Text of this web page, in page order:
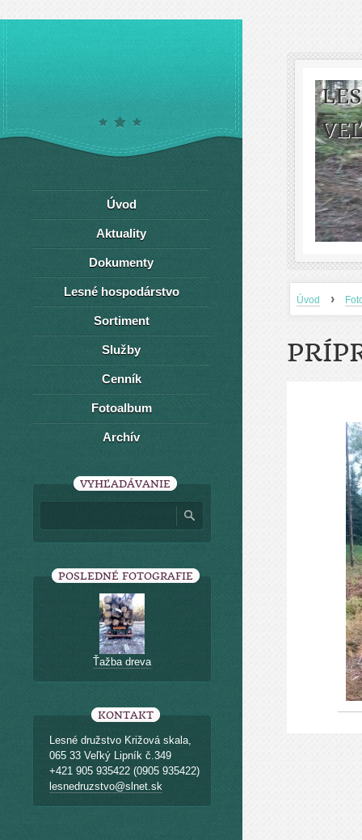
Úvod ›
Úvod
Aktuality
Dokumenty
Lesné hospodárstvo
Sortiment
Služby
Cenník
Fotoalbum
Archív
VYHĽADÁVANIE
POSLEDNÉ FOTOGRAFIE
Ťažba dreva
KONTAKT
Lesné družstvo Križová skala,
065 33 Veľký Lipník č.349
+421 905 935422 (0905 935422)
lesnedruzstvo@slnet.sk